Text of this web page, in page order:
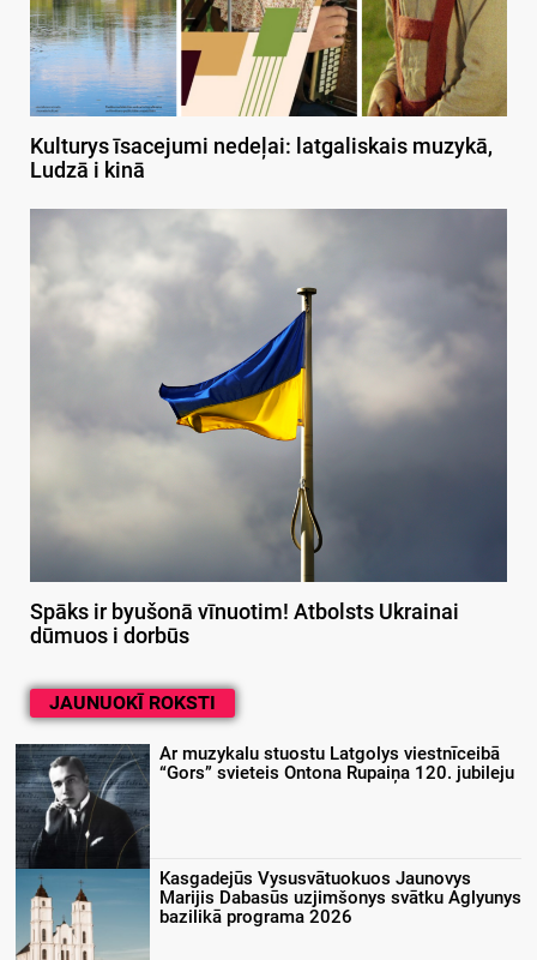
Kulturys īsacejumi nedeļai: latgaliskais muzykā,
Ludzā i kinā
Spāks ir byušonā vīnuotim! Atbolsts Ukrainai
dūmuos i dorbūs
JAUNUOKĪ ROKSTI
Ar muzykalu stuostu Latgolys viestnīceibā
“Gors” svieteis Ontona Rupaiņa 120. jubileju
Kasgadejūs Vysusvātuokuos Jaunovys
Marijis Dabasūs uzjimšonys svātku Aglyunys
bazilikā programa 2026